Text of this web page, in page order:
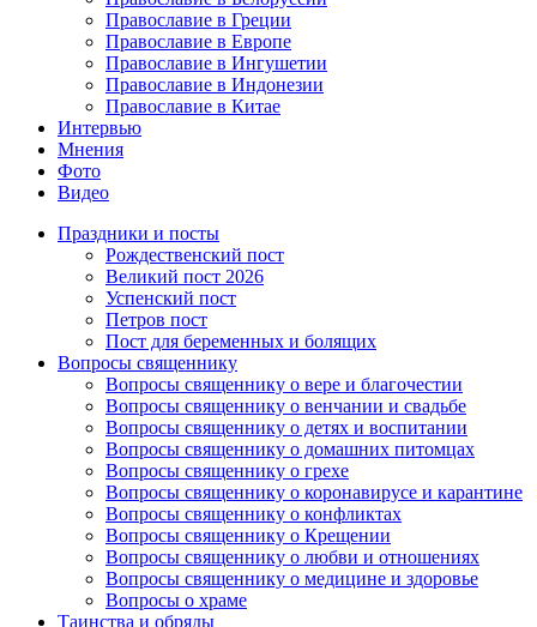
Православие в Греции
Православие в Европе
Православие в Ингушетии
Православие в Индонезии
Православие в Китае
Интервью
Мнения
Фото
Видео
Праздники и посты
Рождественский пост
Великий пост 2026
Успенский пост
Петров пост
Пост для беременных и болящих
Вопросы священнику
Вопросы священнику о вере и благочестии
Вопросы священнику о венчании и свадьбе
Вопросы священнику о детях и воспитании
Вопросы священнику о домашних питомцах
Вопросы священнику о грехе
Вопросы священнику о коронавирусе и карантине
Вопросы священнику о конфликтах
Вопросы священнику о Крещении
Вопросы священнику о любви и отношениях
Вопросы священнику о медицине и здоровье
Вопросы о храме
Таинства и обряды